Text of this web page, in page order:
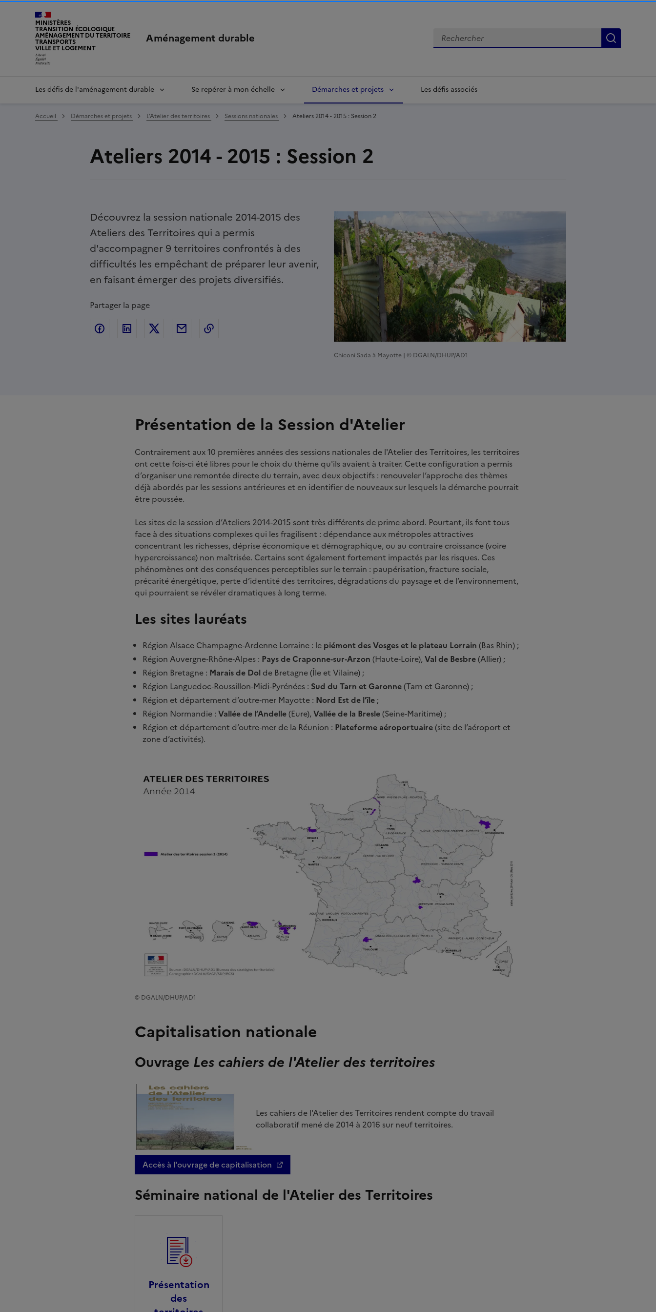
MINISTÈRES
TRANSITION ÉCOLOGIQUE
AMÉNAGEMENT DU TERRITOIRE
TRANSPORTS
VILLE ET LOGEMENT
LIBERTÉ, ÉGALITÉ, FRATERNITÉ
Aménagement durable Rechercher
Les défis de l'aménagement durable Se repérer à mon échelle Démarches et projets Les défis associés
Accueil Démarches et projets L'Atelier des territoires Sessions nationales Ateliers 2014 - 2015 : Session 2
Ateliers 2014 - 2015 : Session 2
Découvrez la session nationale 2014-2015 des
Ateliers des Territoires qui a permis
d'accompagner 9 territoires confrontés à des
difficultés les empêchant de préparer leur avenir,
en faisant émerger des projets diversifiés.
Partager la page
Partager sur Facebook
Partager sur Linkedin
Partager sur Twitter
Partager par EmailCopier l'adresse de la page dans le presse-papiers
Chiconi Sada à Mayotte | © DGALN/DHUP/AD1
Présentation de la Session d'Atelier
Contrairement aux 10 premières années des sessions nationales de l'Atelier des Territoires, les territoires
ont cette fois-ci été libres pour le choix du thème qu'ils avaient à traiter. Cette configuration a permis
d’organiser une remontée directe du terrain, avec deux objectifs : renouveler l’approche des thèmes
déjà abordés par les sessions antérieures et en identifier de nouveaux sur lesquels la démarche pourrait
être poussée.
Les sites de la session d’Ateliers 2014-2015 sont très différents de prime abord. Pourtant, ils font tous
face à des situations complexes qui les fragilisent : dépendance aux métropoles attractives
concentrant les richesses, déprise économique et démographique, ou au contraire croissance (voire
hypercroissance) non maîtrisée. Certains sont également fortement impactés par les risques. Ces
phénomènes ont des conséquences perceptibles sur le terrain : paupérisation, fracture sociale,
précarité énergétique, perte d’identité des territoires, dégradations du paysage et de l’environnement,
qui pourraient se révéler dramatiques à long terme.
Les sites lauréats
Région Alsace Champagne‐Ardenne Lorraine : le piémont des Vosges et le plateau Lorrain (Bas Rhin) ;
Région Auvergne‐Rhône‐Alpes : Pays de Craponne‐sur‐Arzon (Haute‐Loire),Val de Besbre(Allier) ;
Région Bretagne : Marais de Dol de Bretagne (Île et Vilaine) ;
Région Languedoc‐Roussillon‐Midi‐Pyrénées : Sud du Tarn et Garonne(Tarn et Garonne) ;
Région et département d’outre‐mer Mayotte : Nord Est de l’île ;
Région Normandie : Vallée de l’Andelle(Eure),Vallée de la Bresle(Seine‐Maritime) ;
Région et département d’outre‐mer de la Réunion : Plateforme aéroportuaire(site de l’aéroport et
zone d’activités).
© DGALN/DHUP/AD1
Capitalisation nationale
Ouvrage Les cahiers de l'Atelier des territoires
Image
Les cahiers de l'Atelier des Territoires rendent compte du travail
collaboratif mené de 2014 à 2016 sur neuf territoires.
Accès à l'ouvrage de capitalisation
Séminaire national de l'Atelier des Territoires
Présentation
des